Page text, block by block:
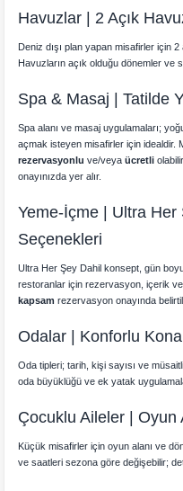
Havuzlar | 2 Açık
Deniz dışı plan yapan misafirler için
Havuzların açık olduğu dönemler ve
Spa & Masaj | Tatilde
Spa alanı ve masaj uygulamaları;
açmak isteyen misafirler için idealdir.
rezervasyonlu ve/veyaücretli
onayınızda yer alır.
Yeme-İçme | Ultra Her
Seçenekleri
Ultra Her Şey Dahil konsept, gün
restoranlar için rezervasyon, içerik
kapsam rezervasyon onayında
Odalar | Konforlu
Oda tipleri; tarih, kişi sayısı ve
oda büyüklüğü ve ek yatak
Çocuklu Aileler | Oyun
Küçük misafirler için oyun alanı ve
ve saatleri sezona göre değişebilir;